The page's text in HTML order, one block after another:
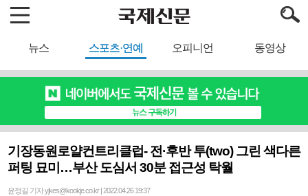
뉴스 스포츠·연예 오피니언 동영상
기장동원로얄컨트리클럽- 전·후반 투(two) 그린 색다른
퍼팅 묘미…부산 도심서 30분 접근성 탁월
윤정길 기자 yjkes@kookje.co.kr | 2022.04.26 19:37